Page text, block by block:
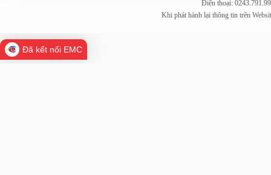
Điện thoại:
Khi phát hành lại thông tin trên
Đã kết nối EMC